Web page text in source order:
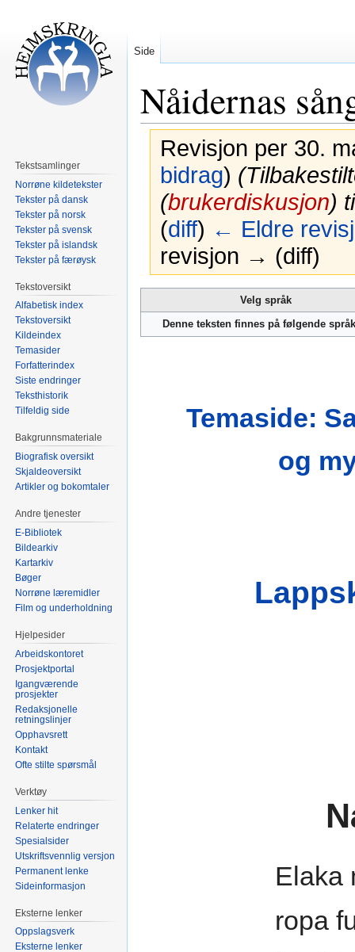
Nåidernas
Revisjon per 30.
bidrag)
(brukerdiskusjon)
(diff) ← Eldre
revisjon → (diff)
til
navigering
til
Velg språk
Denne teksten finnes på følgende
Temaside:
og
Elaka
ropa
Side
Tekstsamlinger
Norrøne kildetekster
Tekster på dansk
Tekster på norsk
Tekster på svensk
Tekster på islandsk
Tekster på færøysk
Tekstoversikt
Alfabetisk index
Tekstoversikt
Kildeindex
Temasider
Forfatterindex
Siste endringer
Teksthistorik
Tilfeldig side
Bakgrunnsmateriale
Biografisk oversikt
Skjaldeoversikt
Artikler og bokomtaler
Andre tjenester
E-Bibliotek
Bildearkiv
Kartarkiv
Bøger
Norrøne læremidler
Film og underholdning
Hjelpesider
Arbeidskontoret
Prosjektportal
Igangværende
prosjekter
Redaksjonelle
retningslinjer
Opphavsrett
Kontakt
Ofte stilte spørsmål
Verktøy
Lenker hit
Relaterte endringer
Spesialsider
Utskriftsvennlig versjon
Permanent lenke
Sideinformasjon
Eksterne lenker
Oppslagsverk
Eksterne lenker